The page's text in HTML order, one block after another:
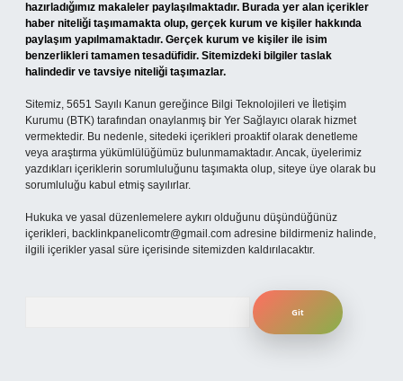
hazırladığımız makaleler paylaşılmaktadır. Burada yer alan içerikler
haber niteliği taşımamakta olup, gerçek kurum ve kişiler hakkında
paylaşım yapılmamaktadır. Gerçek kurum ve kişiler ile isim
benzerlikleri tamamen tesadüfidir. Sitemizdeki bilgiler taslak
halindedir ve tavsiye niteliği taşımazlar.
Sitemiz, 5651 Sayılı Kanun gereğince Bilgi Teknolojileri ve İletişim
Kurumu (BTK) tarafından onaylanmış bir Yer Sağlayıcı olarak hizmet
vermektedir. Bu nedenle, sitedeki içerikleri proaktif olarak denetleme
veya araştırma yükümlülüğümüz bulunmamaktadır. Ancak, üyelerimiz
yazdıkları içeriklerin sorumluluğunu taşımakta olup, siteye üye olarak bu
sorumluluğu kabul etmiş sayılırlar.
Hukuka ve yasal düzenlemelere aykırı olduğunu düşündüğünüz
içerikleri, backlinkpanelicomtr@gmail.com adresine bildirmeniz halinde,
ilgili içerikler yasal süre içerisinde sitemizden kaldırılacaktır.